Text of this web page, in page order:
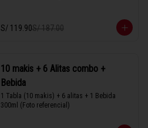
- New California
- Avocado
S/ 119.90S/ 187.00
10 makis + 6 Alitas combo +
Bebida
1 Tabla (10 makis) + 6 alitas + 1 Bebida
300ml (Foto referencial)